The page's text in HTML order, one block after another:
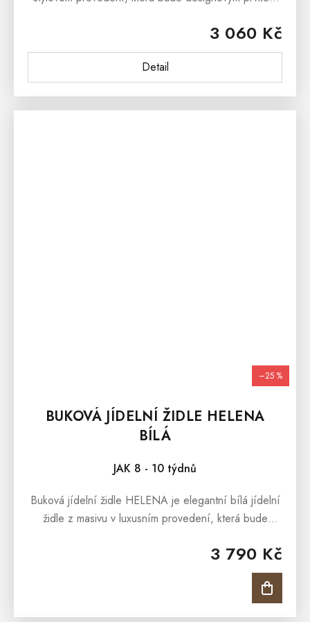
3 060 Kč
Detail
židle FILO je vyrobena...
–25 %
BUKOVÁ JÍDELNÍ ŽIDLE HELENA
BÍLÁ
JAK 8 - 10 týdnů
3 790 Kč
Buková jídelní židle HELENA je elegantní bílá jídelní
židle z masivu v luxusním provedení, která bude